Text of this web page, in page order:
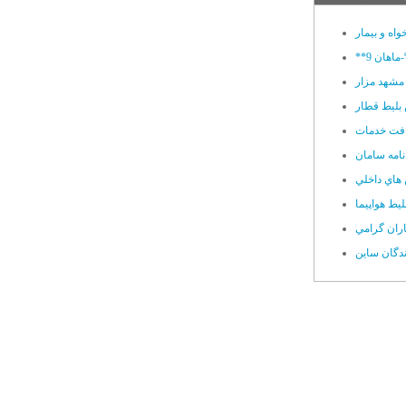
و بيمار
مزار
قطار
نامه سامان
هاي داخلي
هواپيما
گرامي
ساين